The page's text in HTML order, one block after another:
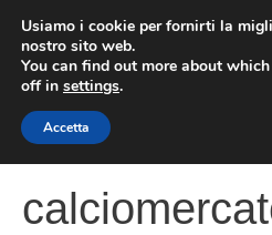
contenuto
Usiamo i cookie per fornirti la
nostro sito web.
You can find out more about
off in settings.
Accetta